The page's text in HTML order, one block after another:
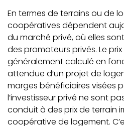
En termes de terrains ou de
coopératives dépendent
du marché privé, où elles
des promoteurs privés. Le
généralement calculé en
attendue d’un projet de
marges bénéficiaires visées
l’investisseur privé ne sont
conduit à des prix de terrain
coopérative de logement.